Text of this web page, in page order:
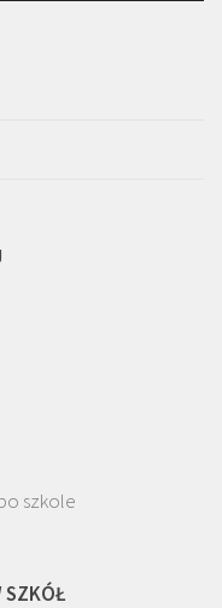
szkole
SZKÓŁ